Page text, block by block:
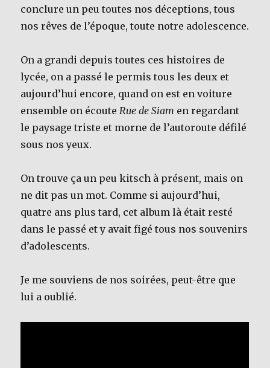
conclure un peu toutes nos déceptions, tous
nos rêves de l’époque, toute notre adolescence.
On a grandi depuis toutes ces histoires de
lycée, on a passé le permis tous les deux et
aujourd’hui encore, quand on est en voiture
ensemble on écouteRue de Siam en regardant
le paysage triste et morne de l’autoroute défilé
sous nos yeux.
On trouve ça un peu kitsch à présent, mais on
ne dit pas un mot. Comme si aujourd’hui,
quatre ans plus tard, cet album là était resté
dans le passé et y avait figé tous nos souvenirs
d’adolescents.
Je me souviens de nos soirées, peut-être que
lui a oublié.